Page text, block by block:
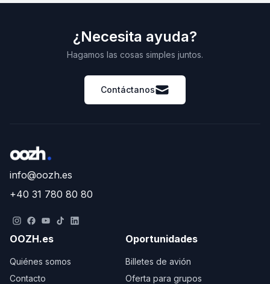
¿Necesita ayuda?
Hagamos las cosas simples juntos.
Contáctanos
info@oozh.es
+40 31 780 80 80
OOZH.es
Quiénes somos
Contacto
Oportunidades
Billetes de avión
Oferta para grupos